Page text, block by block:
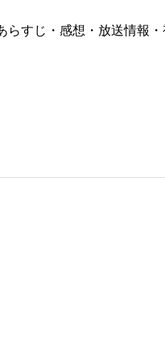
らすじ・感想・放送情報